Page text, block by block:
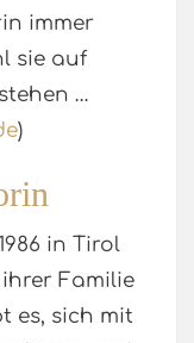
immer
sie auf
…
)
in Tirol
Familie
es, sich mit